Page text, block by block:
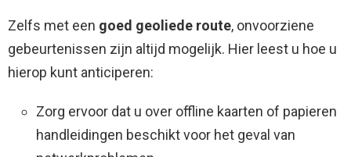
Zelfs met een goed geoliede route, onvoorziene
gebeurtenissen zijn altijd mogelijk. Hier leest u hoe u
hierop kunt anticiperen:
Zorg ervoor dat u over offline kaarten of papieren
handleidingen beschikt voor het geval van